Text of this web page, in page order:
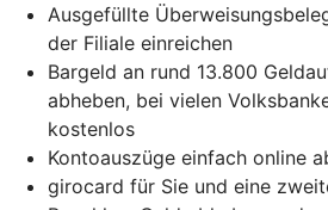
Ausgefüllte
der Filiale einreichen
Bargeld an rund 13.800
abheben, bei vielen
kostenlos
Kontoauszüge einfach online
girocard für Sie und eine